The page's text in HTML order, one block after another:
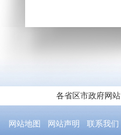
各省区市政府网站
网站地图 网站声明 联系我们